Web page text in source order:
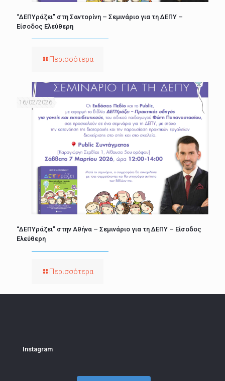
“ΔΕΠΥράζει” στη Σαντορίνη – Σεμινάριο για τη ΔΕΠΥ –
Είσοδος Ελεύθερη
Περισσότερα
16/02/2026
“ΔΕΠΥράζει” στην Αθήνα – Σεμινάριο για τη ΔΕΠΥ – Είσοδος
Ελεύθερη
Περισσότερα
Instagram